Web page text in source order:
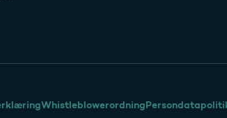
Whistleblowerordning